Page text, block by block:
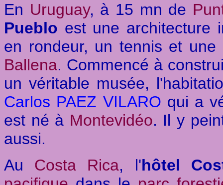
En Uruguay, à 15 mn de
Pueblo est une architecture
en rondeur, un tennis et
Ballena. Commencé à
un véritable musée,
Carlos PAEZ VILARO qui a
est né à Montevidéo. Il y
aussi.
Au Costa Rica, l'hôtel